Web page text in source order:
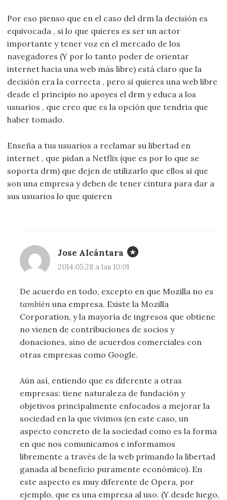
Por eso pienso que en el caso del drm la decisión es
equivocada , si lo que quieres es ser un actor
importante y tener voz en el mercado de los
navegadores (Y por lo tanto poder de orientar
internet hacia una web más libre) está claro que la
decisión era la correcta , pero si quieres una web libre
desde el principio no apoyes el drm y educa a los
usuarios , que creo que es la opción que tendria que
haber tomado.
Enseña a tus usuarios a reclamar su libertad en
internet , que pidan a Netflix (que es por lo que se
soporta drm) que dejen de utilizarlo que ellos si que
son una empresa y deben de tener cintura para dar a
sus usuarios lo que quieren
Jose Alcántara
2014.05.28 a las 10:01
De acuerdo en todo, excepto en que Mozilla no es
también una empresa. Existe la Mozilla
Corporation, y la mayoría de ingresos que obtiene
no vienen de contribuciones de socios y
donaciones, sino de acuerdos comerciales con
otras empresas como Google.
Aún así, entiendo que es diferente a otras
empresas: tiene naturaleza de fundación y
objetivos principalmente enfocados a mejorar la
sociedad en la que vivimos (en este caso, un
aspecto concreto de la sociedad como es la forma
en que nos comunicamos e informamos
libremente a través de la web primando la libertad
ganada al beneficio puramente económico). En
este aspecto es muy diferente de Opera, por
ejemplo, que es una empresa al uso. (Y desde luego,